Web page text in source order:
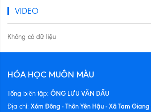
VIDEO
Không có dữ liệu
HÓA HỌC MUÔN MÀU
Tổng biên tập: ÔNG LƯU VĂN DẦU
Địa chỉ: Xóm Đông - Thôn Yên Hậu - Xã Tam Giang